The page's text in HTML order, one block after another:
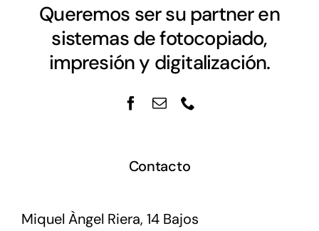
Queremos ser su partner en
sistemas de fotocopiado,
impresión y digitalización.
Contacto
Miquel Àngel Riera, 14 Bajos